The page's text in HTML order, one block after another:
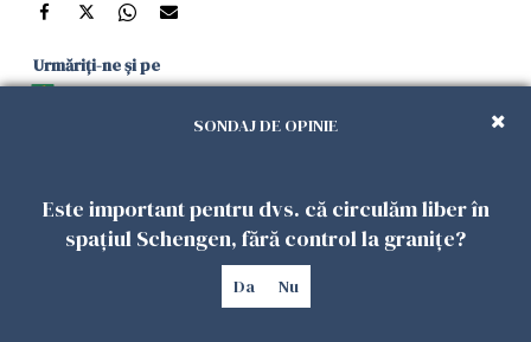
Urmăriți-ne și pe
și în aplicațiile mobile
Politica de
confidențialitate
Politica
Cookies
Gestionați
Contact
Declarație de
accesibilitate
Copyright 2026. Toate drepturile rezervate.
SONDAJ DE OPINIE
Este important pentru dvs. că circulăm liber în
spațiul Schengen, fără control la granițe?
Da Nu